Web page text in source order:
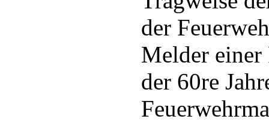
der
Melder
der 60re